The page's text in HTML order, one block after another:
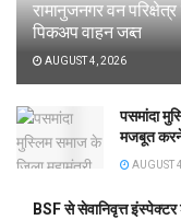
रामानुजनगर वन
पिकअप वाहन जब्त
AUGUST 4, 2026
पसमांदा
मजबूत
AUGUST
BSF से सेवानिवृत्त इंस्पेक्टर